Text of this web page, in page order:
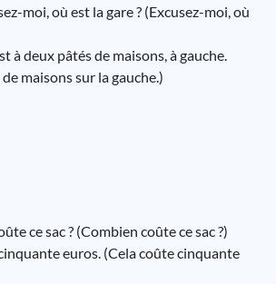
moi, où est la gare ? (Excusez-moi, où
à deux pâtés de maisons, à gauche.
maisons sur la gauche.)
ce sac ? (Combien coûte ce sac ?)
euros. (Cela coûte cinquante